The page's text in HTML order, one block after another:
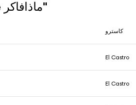
Plus de l'album "Mixtape ماذافاكر"
كاسترو
El Castro
El Castro